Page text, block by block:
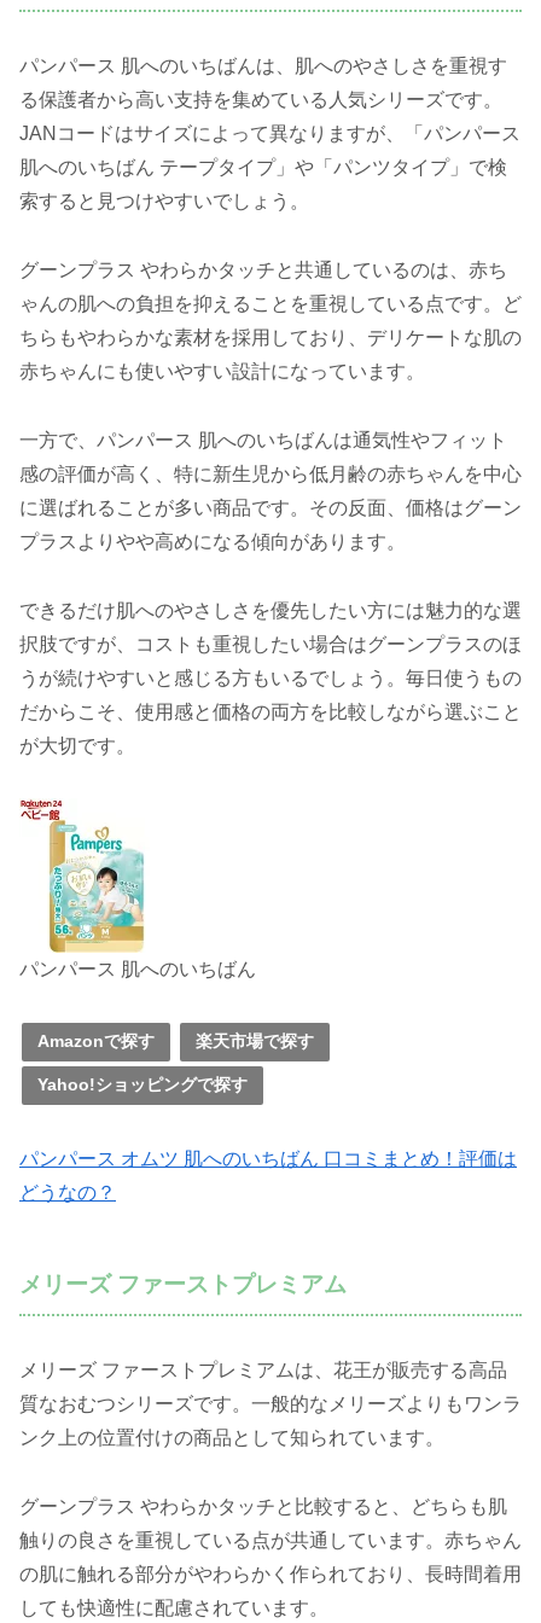
パンパース 肌へのいちばんは、肌へのやさしさを重視す
る保護者から高い支持を集めている人気シリーズです。
JANコードはサイズによって異なりますが、「パンパース
肌へのいちばん テープタイプ」や「パンツタイプ」で検
索すると見つけやすいでしょう。
グーンプラス やわらかタッチと共通しているのは、赤ち
ゃんの肌への負担を抑えることを重視している点です。ど
ちらもやわらかな素材を採用しており、デリケートな肌の
赤ちゃんにも使いやすい設計になっています。
一方で、パンパース 肌へのいちばんは通気性やフィット
感の評価が高く、特に新生児から低月齢の赤ちゃんを中心
に選ばれることが多い商品です。その反面、価格はグーン
プラスよりやや高めになる傾向があります。
できるだけ肌へのやさしさを優先したい方には魅力的な選
択肢ですが、コストも重視したい場合はグーンプラスのほ
うが続けやすいと感じる方もいるでしょう。毎日使うもの
だからこそ、使用感と価格の両方を比較しながら選ぶこと
が大切です。
パンパース 肌へのいちばん
Amazonで探す 楽天市場で探す
Yahoo!ショッピングで探す
パンパース オムツ 肌へのいちばん 口コミまとめ！評価は
どうなの？
メリーズ ファーストプレミアム
メリーズ ファーストプレミアムは、花王が販売する高品
質なおむつシリーズです。一般的なメリーズよりもワンラ
ンク上の位置付けの商品として知られています。
グーンプラス やわらかタッチと比較すると、どちらも肌
触りの良さを重視している点が共通しています。赤ちゃん
の肌に触れる部分がやわらかく作られており、長時間着用
しても快適性に配慮されています。